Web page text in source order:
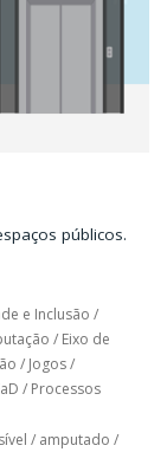
públicos.
e Inclusão /
/ Eixo de
/ Jogos/
/ Processos
/ amputado /